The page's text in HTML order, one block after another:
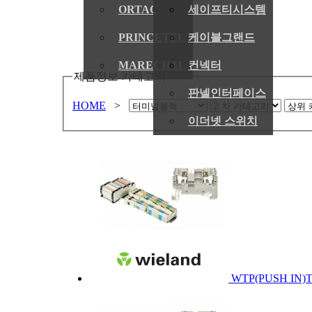
ORTAC
PRINCETEL
MARECHAL
세이프티시스템
케이블그랜드
컨넥터
판넬인터페이스
이더넷 스위치
제품정보 카테고리
HOME >
WTP(PUSH